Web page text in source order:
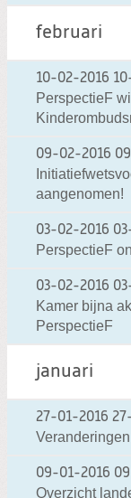
februari
10-02-2016
PerspectieF
09-02-2016
aangenomen!
03-02-2016
PerspectieF
03-02-2016
Kamer bijna
PerspectieF
januari
27-01-2016
09-01-2016
Overzicht